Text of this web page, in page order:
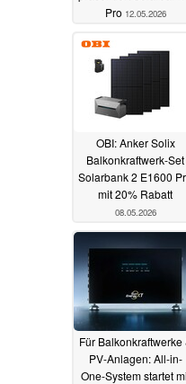
Pro 12.05.2026
OBI: Anker Solix
Balkonkraftwerk-Set
Solarbank 2 E1600
mit 20% Rabatt
08.05.2026
Für Balkonkraftwerke
PV-Anlagen: All-in-
One-System startet